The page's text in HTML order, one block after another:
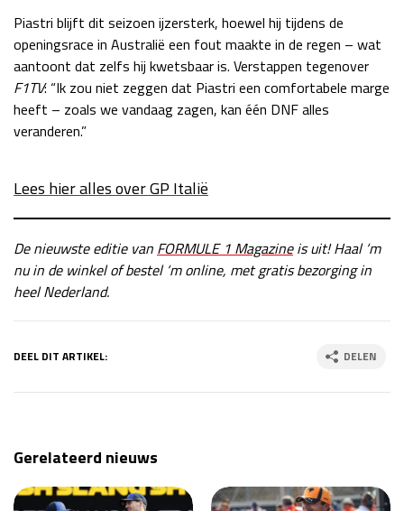
Piastri blijft dit seizoen ijzersterk, hoewel hij tijdens de
openingsrace in Australië een fout maakte in de regen – wat
aantoont dat zelfs hij kwetsbaar is. Verstappen tegenover
F1TV: “Ik zou niet zeggen dat Piastri een comfortabele marge
heeft – zoals we vandaag zagen, kan één DNF alles
veranderen.”
Lees hier alles over GP Italië
De nieuwste editie van FORMULE 1 Magazineis uit! Haal ‘m
nu in de winkel of bestel ‘m online, met gratis bezorging in
heel Nederland.
DEEL DIT ARTIKEL: DELEN
Gerelateerd nieuws